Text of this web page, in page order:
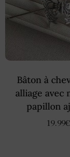
Bâton à
alliage avec
papillon
19.99€